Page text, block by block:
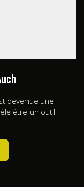
devenue une
être un outil